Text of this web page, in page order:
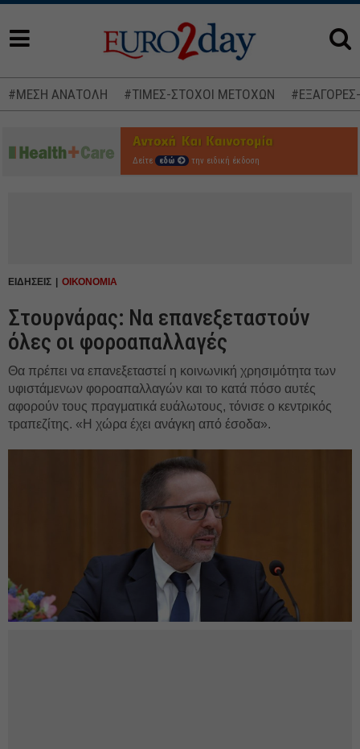
#ΜΕΣΗ ΑΝΑΤΟΛΗ #ΤΙΜΕΣ-ΣΤΟΧΟΙ ΜΕΤΟΧΩΝ
Δείτε εδώ την ειδική έκδοση
ΕΙΔΗΣΕΙΣ ΟΙΚΟΝΟΜΙΑ
Στουρνάρας: Να επανεξεταστούν
όλες οι φοροαπαλλαγές
Θα πρέπει να επανεξεταστεί η κοινωνική χρησιμότητα των
υφιστάμενων φοροαπαλλαγών και το κατά πόσο αυτές
αφορούν τους πραγματικά ευάλωτους, τόνισε ο κεντρικός
τραπεζίτης. «Η χώρα έχει ανάγκη από έσοδα».